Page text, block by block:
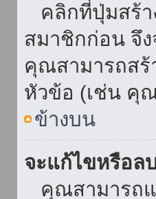
คลิกที่ปุ่มสร้า
สมาชิกก่อน จึ
คุณสามารถสร้
หัวข้อ (เช่น คุ
ข้างบน
จะแก้ไขหรือล
คุณสามารถแ